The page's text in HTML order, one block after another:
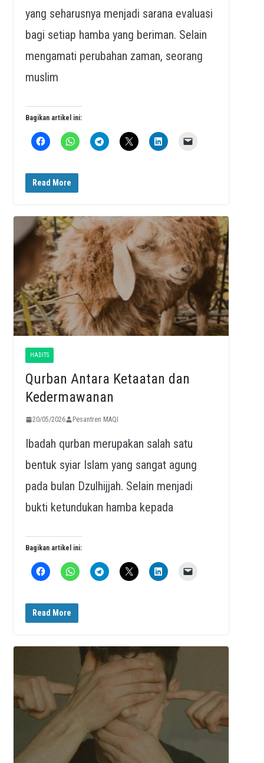
yang seharusnya menjadi sarana evaluasi
bagi setiap hamba yang beriman. Selain
mengamati perubahan zaman, seorang
muslim
Bagikan artikel ini:
Read More
HADITS
Qurban Antara Ketaatan dan
Kedermawanan
20/05/2026 Pesantren MAQI
Ibadah qurban merupakan salah satu
bentuk syiar Islam yang sangat agung
pada bulan Dzulhijjah. Selain menjadi
bukti ketundukan hamba kepada
Bagikan artikel ini:
Read More